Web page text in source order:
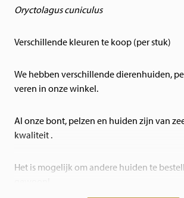
Oryctolagus cuniculus
Verschillende kleuren te koop (per stuk)
We hebben verschillende dierenhuiden,
veren in onze winkel.
Al onze bont, pelzen en huiden zijn van
kwaliteit .
Het is mogelijk om andere huiden te